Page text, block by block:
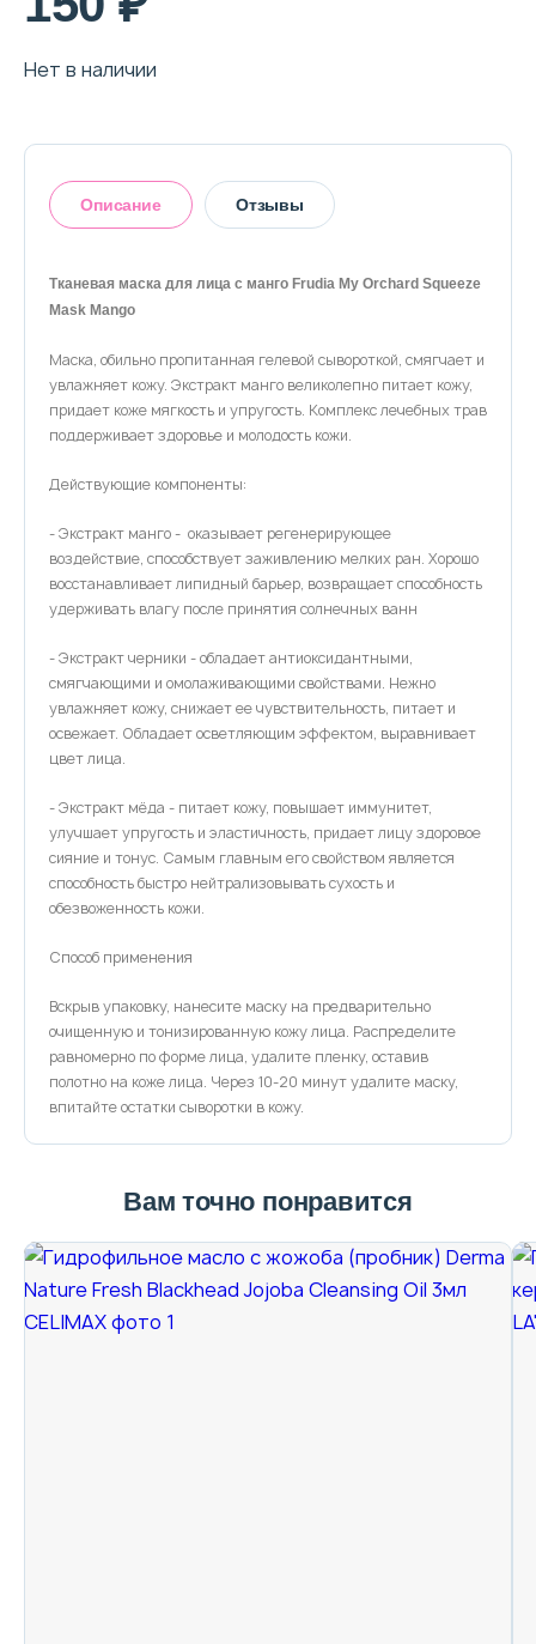
Доставка и оплата
Контактная информация
Телефон Whats’APP
Нет в наличии
Описание Отзывы
Тканевая маска для лица с манго Frudia My Orchard Squeeze
Mask Mango
Маска, обильно пропитанная гелевой сывороткой, смягчает и
увлажняет кожу. Экстракт манго великолепно питает кожу,
придает коже мягкость и упругость. Комплекс лечебных трав
поддерживает здоровье и молодость кожи.
Действующие компоненты:
- Экстракт манго - оказывает регенерирующее
воздействие, способствует заживлению мелких ран. Хорошо
восстанавливает липидный барьер, возвращает способность
удерживать влагу после принятия солнечных ванн
- Экстракт черники - обладает антиоксидантными,
смягчающими и омолаживающими свойствами. Нежно
увлажняет кожу, снижает ее чувствительность, питает и
освежает. Обладает осветляющим эффектом, выравнивает
цвет лица.
- Экстракт мёда - питает кожу, повышает иммунитет,
улучшает упругость и эластичность, придает лицу здоровое
сияние и тонус. Самым главным его свойством является
способность быстро нейтрализовывать сухость и
обезвоженность кожи.
Способ применения
Вскрыв упаковку, нанесите маску на предварительно
очищенную и тонизированную кожу лица. Распределите
равномерно по форме лица, удалите пленку, оставив
полотно на коже лица. Через 10-20 минут удалите маску,
впитайте остатки сыворотки в кожу.
Вам точно понравится